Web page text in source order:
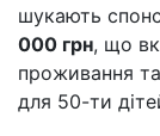
шукають
000 грн, що
проживання
для 50-ти